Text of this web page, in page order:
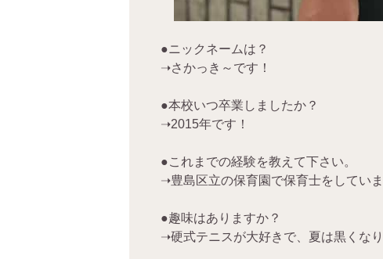
●ニックネームは？
➝さかっき～です！
●本校いつ卒業しましたか？
➝2015年です！
●これまでの経験を教えて下さい。
➝豊島区立の保育園で保育士をしていま
●趣味はありますか？
➝硬式テニスが大好きで、夏は黒くなり